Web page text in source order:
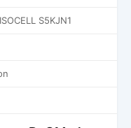
S5KJN1